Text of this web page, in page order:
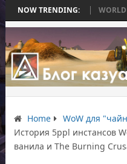
NOW TRENDING:
WORLD WAR BEE 2.
Home
WoW для
История 5ppl инстансов
ванила и The Burning